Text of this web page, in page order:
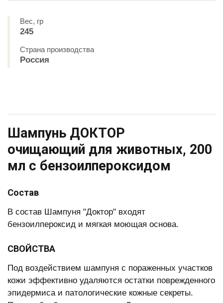
Вес, гр
245
Страна производства
Россия
Шампунь ДОКТОР
очищающий для животных, 200
мл с бензоилпероксидом
Состав
В состав Шампуня "Доктор" входят
бензоилпероксид и мягкая моющая основа.
СВОЙСТВА
Под воздействием шампуня с пораженных участков
кожи эффективно удаляются остатки поврежденного
эпидермиса и патологические кожные секреты.